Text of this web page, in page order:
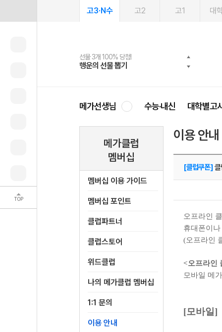
TOP
고3·N수 고2 고1 대
선물 3개 100% 당첨!
행운의 선물 뽑기
선물 100% 증정!
메가스터디 X 올리브
여름방학 스터디 캐시백
메가런 썸머스쿨
2027 러셀 단과
강사 공개선발
스마트러닝앱
설문 EVENT
메가패스
3일 무료 체험권
메가패스 수강생 무료혜택!
메가클럽 멤버십
사회공헌 캠페인
희망이룸 메가나눔
메가선생님 수능·내신 대학별고
메가클럽
멤버십
멤버십 이용 가이드
멤버십 포인트
클럽파트너
클럽스토어
위드클럽
나의 메가클럽 멤버십
1:1 문의
이용 안내
이용 안내
[클럽쿠폰]클
오프라인
휴대폰이
(오프라인
<오프라인
모바일 메
[모바일]